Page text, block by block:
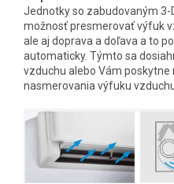
Jednotky so zabudovaným
možnosť presmerovať výfuk
ale aj doprava a doľava a to
automaticky. Týmto sa
vzduchu alebo Vám
nasmerovania výfuku